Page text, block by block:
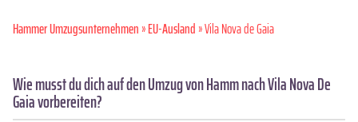
Hammer Umzugsunternehmen»EU-Ausland» Vila Nova de Gaia
Wie musst du dich auf den Umzug von Hamm nach Vila Nova De
Gaia vorbereiten?